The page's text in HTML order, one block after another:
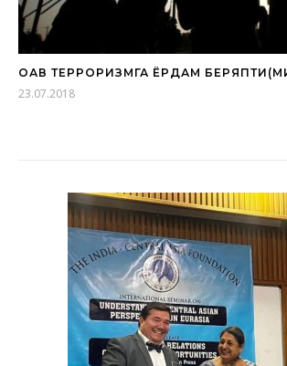
ОАВ ТЕРРОРИЗМГА ЁРДАМ
23.07.2018